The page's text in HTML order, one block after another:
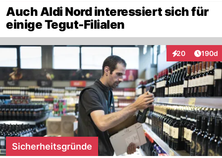
Auch Aldi Nord interessiert sich für
einige Tegut-Filialen
20
Interaktionen
190d
Sicherheitsgründe